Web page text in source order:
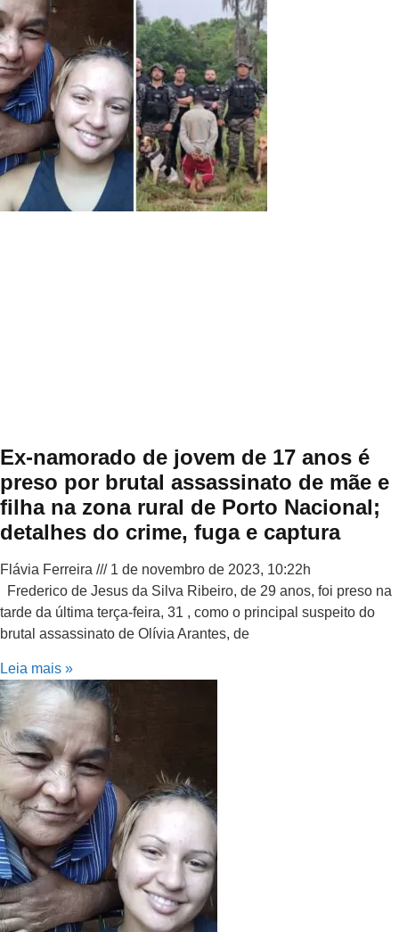
Ex-namorado de jovem de 17 anos é
preso por brutal assassinato de mãe e
filha na zona rural de Porto Nacional;
detalhes do crime, fuga e captura
Flávia Ferreira
1 de novembro de 2023, 10:22h
Frederico de Jesus da Silva Ribeiro, de 29 anos, foi preso na
tarde da última terça-feira, 31 , como o principal suspeito do
brutal assassinato de Olívia Arantes, de
Leia mais »